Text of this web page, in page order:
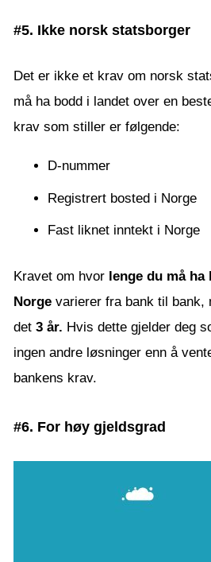
#5. Ikke norsk statsborger
Det er ikke et krav om norsk
må ha bodd i landet over en
krav som stiller er følgende:
D-nummer
Registrert bosted i Norge
Fast liknet inntekt i Norge
Kravet om hvor lenge du må
Norge varierer fra bank til bank,
det 3 år. Hvis dette gjelder deg
ingen andre løsninger enn å
bankens krav.
#6. For høy gjeldsgrad